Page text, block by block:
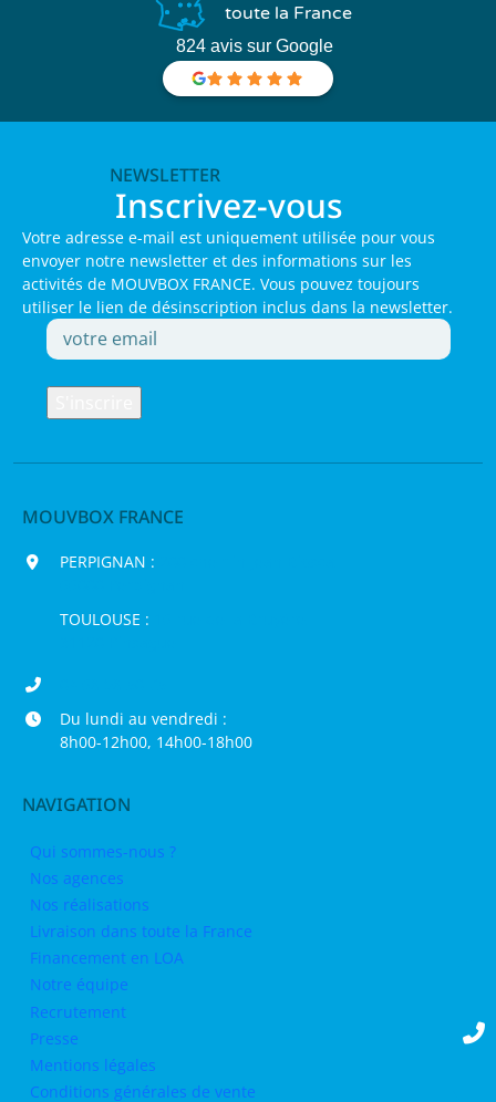
toute la France
824 avis sur Google
NEWSLETTER
Inscrivez-vous
Votre adresse e-mail est uniquement utilisée pour vous
envoyer notre newsletter et des informations sur les
activités de MOUVBOX FRANCE. Vous pouvez toujours
utiliser le lien de désinscription inclus dans la newsletter.
MOUVBOX FRANCE
PERPIGNAN :
TOULOUSE :
Du lundi au vendredi :
8h00-12h00, 14h00-18h00
NAVIGATION
Qui sommes-nous ?
Nos agences
Nos réalisations
Livraison dans toute la France
Financement en LOA
Notre équipe
Recrutement
Presse
Mentions légales
Conditions générales de vente